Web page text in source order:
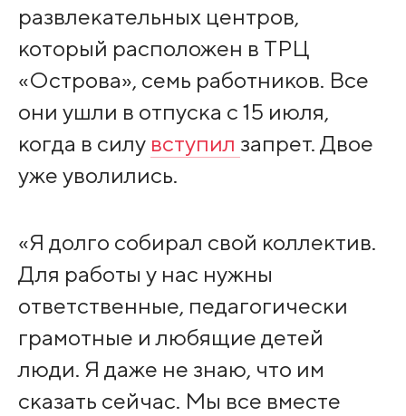
развлекательных центров,
который расположен в ТРЦ
«Острова», семь работников. Все
они ушли в отпуска с 15 июля,
когда в силу вступил запрет. Двое
уже уволились.
«Я долго собирал свой коллектив.
Для работы у нас нужны
ответственные, педагогически
грамотные и любящие детей
люди. Я даже не знаю, что им
сказать сейчас. Мы все вместе